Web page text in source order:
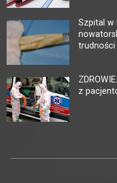
Szpital w
trudności
z